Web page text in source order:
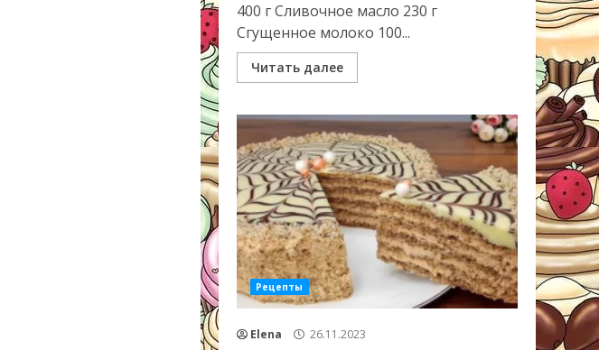
400 г Сливочное масло 230 г
Сгущенное молоко 100...
Читать далее
Рецепты
Elena 26.11.2023